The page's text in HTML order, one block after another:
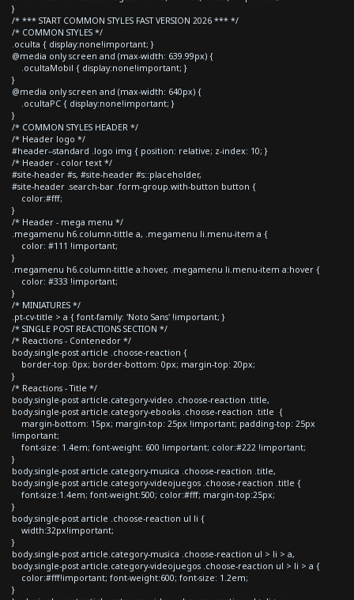
}
/* *** START COMMON STYLES FAST VERSION 2026 *** */
/* COMMON STYLES */
.oculta { display:none!important; }
@media only screen and (max-width: 639.99px) {
.ocultaMobil { display:none!important; }
}
@media only screen and (max-width: 640px) {
.ocultaPC { display:none!important; }
}
/* COMMON STYLES HEADER */
/* Header logo */
#header--standard .logo img { position: relative; z-index: 10; }
/* Header - color text */
#site-header #s, #site-header #s::placeholder,
#site-header .search-bar .form-group.with-button button {
color:#fff;
}
/* Header - mega menu */
.megamenu h6.column-tittle a, .megamenu li.menu-item a {
color: #111 !important;
}
.megamenu h6.column-tittle a:hover, .megamenu li.menu-item a:hover {
color: #333 !important;
}
/* MINIATURES */
.pt-cv-title > a { font-family: 'Noto Sans' !important; }
/* SINGLE POST REACTIONS SECTION */
/* Reactions - Contenedor */
body.single-post article .choose-reaction {
border-top: 0px; border-bottom: 0px; margin-top: 20px;
}
/* Reactions - Title */
body.single-post article.category-video .choose-reaction .title,
body.single-post article.category-ebooks .choose-reaction .title {
margin-bottom: 15px; margin-top: 25px !important; padding-top: 25px
!important;
font-size: 1.4em; font-weight: 600 !important; color:#222 !important;
}
body.single-post article.category-musica .choose-reaction .title,
body.single-post article.category-videojuegos .choose-reaction .title {
font-size:1.4em; font-weight:500; color:#fff; margin-top:25px;
}
body.single-post article .choose-reaction ul li {
width:32px!important;
}
body.single-post article.category-musica .choose-reaction ul > li > a,
body.single-post article.category-videojuegos .choose-reaction ul > li > a {
color:#fff!important; font-weight:600; font-size: 1.2em;
}